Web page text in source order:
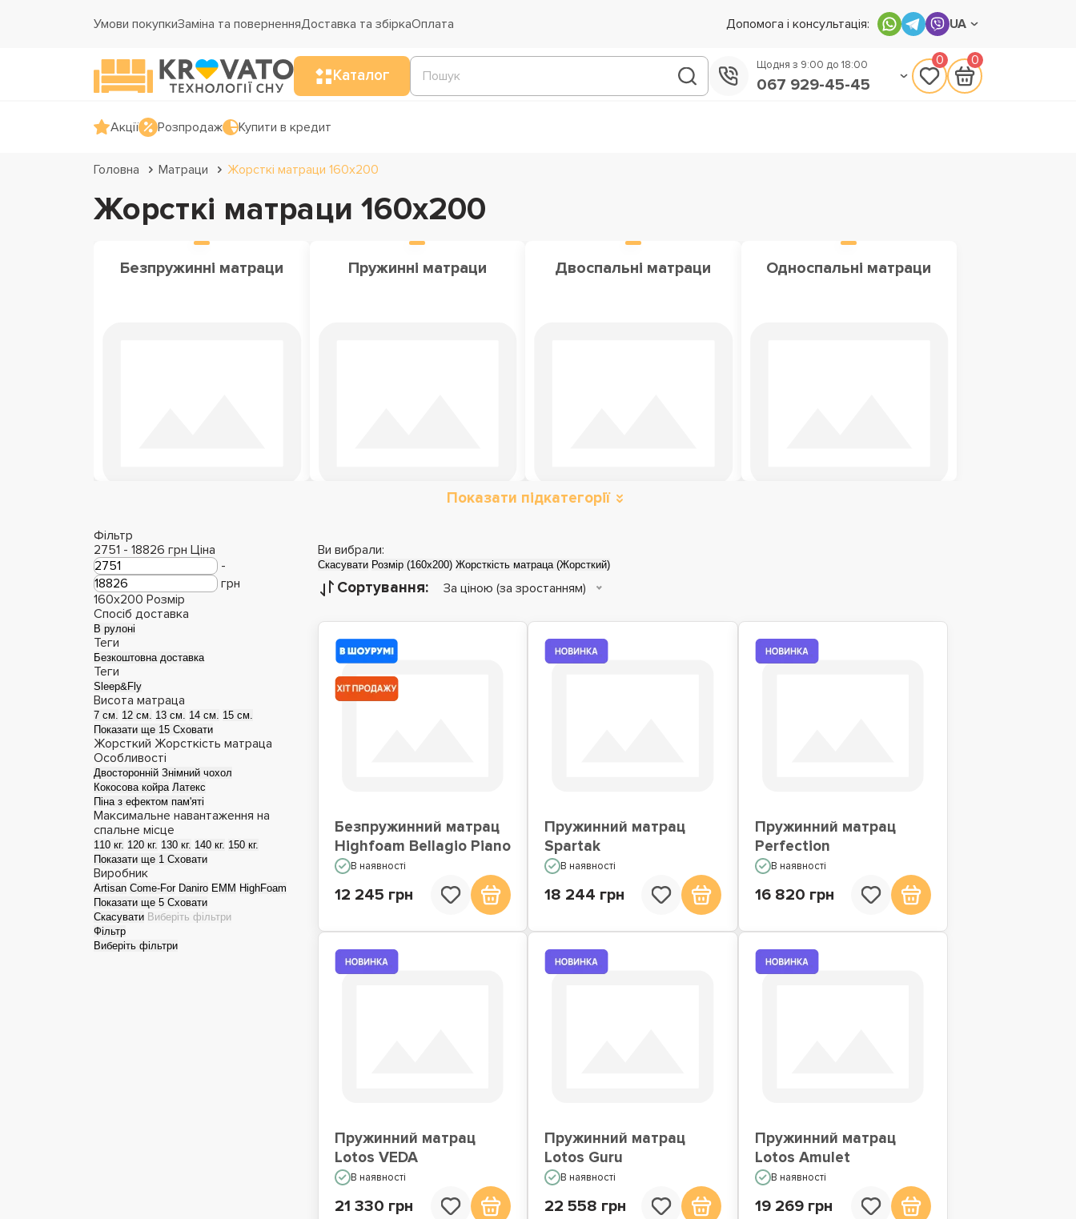
Умови покупкиЗаміна та поверненняДоставка та збіркаОплата Допомога і консультація: UA
Каталог
Щодня з 9:00 до 18:00
067 929-45-45
0 0
Акції Розпродаж Купити в кредит
Головна Матраци Жорсткі матраци 160x200
Жорсткі матраци 160x200
Безпружинні матраци Пружинні матраци Двоспальні матраци Односпальні матраци
Матраци з ефектом
Матраци топери
Матраци для сну на
підлозі
Показати підкатегорії
Фільтр
2751 - 18826 грн Ціна
-
грн
160x200 Розмір
Спосіб доставка
В рулоні
Теги
Безкоштовна доставка
Теги
Sleep&Fly
Висота матраца
7 см. 12 см. 13 см. 14 см. 15 см.
Показати ще 15 Сховати
Жорсткий Жорсткість матраца
Особливості
Двосторонній Знімний чохол
Кокосова койра Латекс
Піна з ефектом пам'яті
Максимальне навантаження на
спальне місце
110 кг. 120 кг. 130 кг. 140 кг. 150 кг.
Показати ще 1 Сховати
Виробник
Artisan Come-For Daniro EMM HighFoam
Показати ще 5 Сховати
Скасувати Виберіть фільтри
Фільтр
Виберіть фільтри
Ви вибрали:
Скасувати Розмір (160x200) Жорсткість матраца (Жорсткий)
Сортування: За ціною (за зростанням)
Безпружинний матрац
Highfoam Bellagio Piano
В наявності
12 245 грн
Пружинний матрац
Spartak
В наявності
18 244 грн
Пружинний матрац
Perfection
В наявності
16 820 грн
Пружинний матрац
Lotos VEDA
В наявності
21 330 грн
Пружинний матрац
Lotos Guru
В наявності
22 558 грн
Пружинний матрац
Lotos Amulet
В наявності
19 269 грн